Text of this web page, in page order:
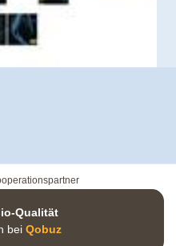
Qualität
bei Qobuz